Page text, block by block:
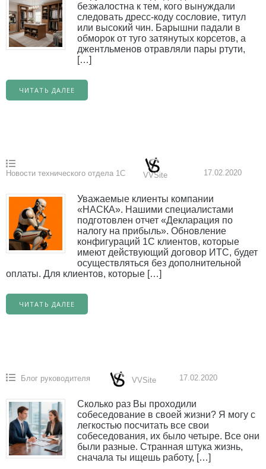
безжалостна к тем, кого вынуждали
следовать дресс-коду сословие, титул
или высокий чин. Барышни падали в
обморок от туго затянутых корсетов, а
джентльменов отравляли пары ртути,
[…]
ЧИТАТЬ ДАЛЕЕ
Новости технического отдела 1С VVSite 17.02.2020
Уважаемые клиенты компании
«НАСКА». Нашими специалистами
подготовлен отчет «Декларация по
налогу на прибыль». Обновление
конфигураций 1С клиентов, которые
имеют действующий договор ИТС, будет
осуществляться без дополнительной
оплаты. Для клиентов, которые […]
ЧИТАТЬ ДАЛЕЕ
Блог руководителя VVSite 17.02.2020
Сколько раз Вы проходили
собеседование в своей жизни? Я могу с
легкостью посчитать все свои
собеседования, их было четыре. Все они
были разные. Странная штука жизнь,
сначала ты ищешь работу, […]